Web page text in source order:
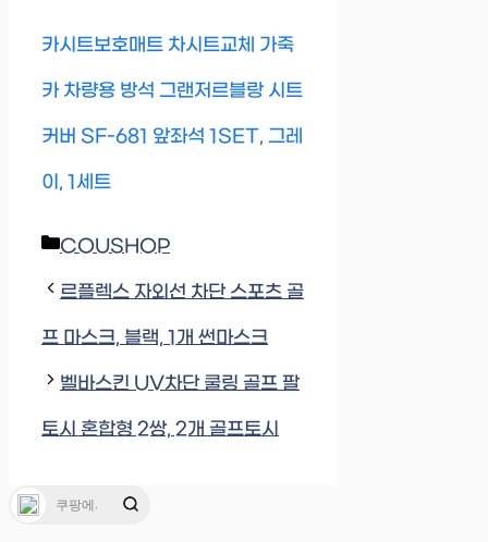
카시트보호매트 차시트교체 가죽
카 차량용 방석 그랜저르블랑 시트
커버 SF-681 앞좌석 1SET, 그레
이, 1세트
Categories
COUSHOP
르플렉스 자외선 차단 스포츠 골
프 마스크, 블랙, 1개 썬마스크
벨바스킨 UV차단 쿨링 골프 팔
토시 혼합형 2쌍, 2개 골프토시